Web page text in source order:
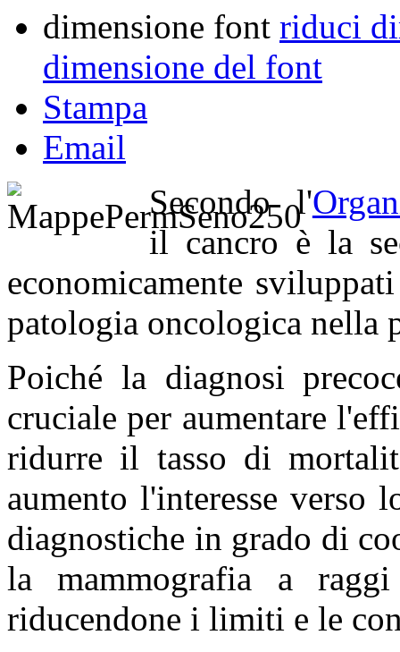
dimensione font riduci
dimensione del font
Stampa
Email
Secondo l'
il cancro è la
economicamente
patologia oncologica nella
Poiché la diagnosi
cruciale per aumentare
ridurre il tasso di
aumento l'interesse verso
diagnostiche in grado di
la mammografia a
riducendone i limiti e le